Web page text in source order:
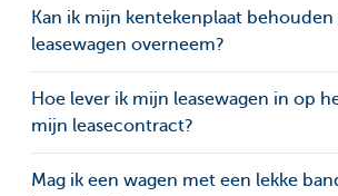
Kan ik mijn kentekenplaat behouden
leasewagen overneem?
Hoe lever ik mijn leasewagen in op
mijn leasecontract?
Mag ik een wagen met een lekke